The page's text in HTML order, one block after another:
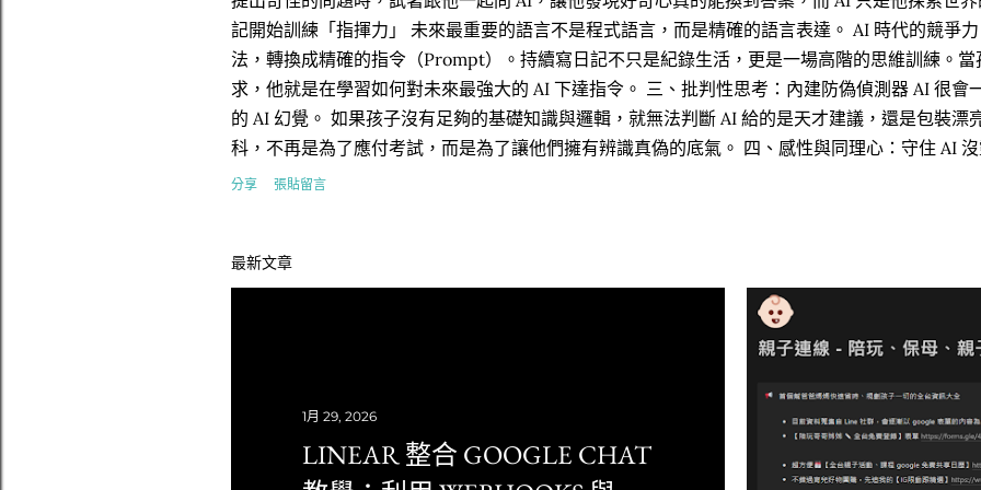
記開始訓練「指揮力」 未來最重要的語言不是程式語言，而是精確的語言表達。 AI 時代的競爭
法，轉換成精確的指令（Prompt）。持續寫日記不只是紀錄生活，更是一場高階的思維訓練。
求，他就是在學習如何對未來最強大的 AI 下達指令。 三、批判性思考：內建防偽偵測器 AI 很會
的 AI 幻覺。 如果孩子沒有足夠的基礎知識與邏輯，就無法判斷 AI 給的是天才建議，還是包裝漂
科，不再是為了應付考試，而是為了讓他們擁有辨識真偽的底氣。 四、感性與同理心：守住 AI
一幅畫，但它永遠不懂什麼是幽默、痛苦或感動。 這就是為什麼我依然堅持陪孩子畫日記、玩音
清晰的小步驟。這種解決問題的直覺，才是科技教育能給孩子最珍貴的禮物。當孩子學會拆解問
的密碼。 放過自己，也放過孩子 同樣在焦慮中的家長們，別再糾結孩子是否少上了一堂才藝課
一個奇怪的問題。這些點點滴滴，都是在培養他身為「人」的強度。 在未來，AI ...
分享 張貼留言
最新文章
1月 29, 2026
LINEAR 整合 GOOGLE CHAT